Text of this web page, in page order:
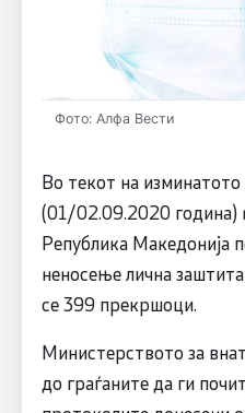
Фото: Алфа Вести
Во текот на
(01/02.09.2020 година)
Република Македонија
неносење лична
се 399 прекршоци.
Министерството за
до граѓаните да ги